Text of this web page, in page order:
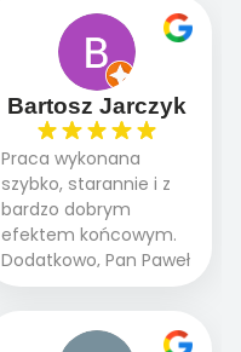
oczekiwaniami. Prace
przebiegały sprawnie
dzięki temu,że firma
działa kompleksowo :
ogrodnictwo,nawodnienie,
brukarstwo.Efekt
końcowy przerósł
nasze oczekiwania.
Polecamy tę firmę
wszystkim , którzy
marzą o pięknym
Bartosz Jarczyk
Praca wykonana
szybko, starannie i z
bardzo dobrym
efektem końcowym.
Dodatkowo, Pan Paweł
chętnie udziela porad